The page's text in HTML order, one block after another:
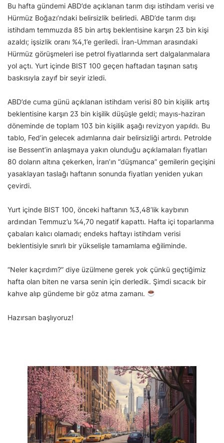
Bu hafta gündemi ABD’de açıklanan tarım dışı istihdam verisi ve
Hürmüz Boğazı’ndaki belirsizlik belirledi. ABD’de tarım dışı
istihdam temmuzda 85 bin artış beklentisine karşın 23 bin kişi
azaldı; işsizlik oranı %4,1’e geriledi. İran-Umman arasındaki
Hürmüz görüşmeleri ise petrol fiyatlarında sert dalgalanmalara
yol açtı. Yurt içinde BIST 100 geçen haftadan taşınan satış
baskısıyla zayıf bir seyir izledi.
ABD’de cuma günü açıklanan istihdam verisi 80 bin kişilik artış
beklentisine karşın 23 bin kişilik düşüşle geldi; mayıs-haziran
döneminde de toplam 103 bin kişilik aşağı revizyon yapıldı. Bu
tablo, Fed’in gelecek adımlarına dair belirsizliği artırdı. Petrolde
ise Bessent’in anlaşmaya yakın olunduğu açıklamaları fiyatları
80 doların altına çekerken, İran’ın “düşmanca” gemilerin geçişini
yasaklayan taslağı haftanın sonunda fiyatları yeniden yukarı
çevirdi.
Yurt içinde BIST 100, önceki haftanın %3,48’lik kaybının
ardından Temmuz’u %4,70 negatif kapattı. Hafta içi toparlanma
çabaları kalıcı olamadı; endeks haftayı istihdam verisi
beklentisiyle sınırlı bir yükselişle tamamlama eğiliminde.
“Neler kaçırdım?” diye üzülmene gerek yok çünkü geçtiğimiz
hafta olan biten ne varsa senin için derledik. Şimdi sıcacık bir
kahve alıp gündeme bir göz atma zamanı.
Hazırsan başlıyoruz!